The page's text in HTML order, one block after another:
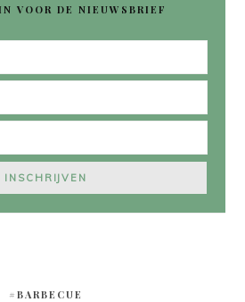
VOOR DE NIEUWSBRIEF
#BARBECUE